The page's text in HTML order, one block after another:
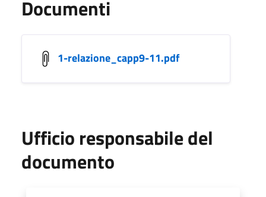
Documenti
1-relazione_capp9-11.pdf
Ufficio responsabile del
documento